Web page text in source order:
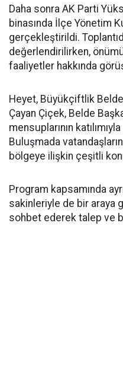
Daha sonra AK Parti
binasında İlçe Yönetim
gerçekleştirildi.
değerlendirilirken,
faaliyetler hakkında
Heyet, Büyükçiftlik
Çayan Çiçek, Belde
mensuplarının
Buluşmada
bölgeye ilişkin çeşitli
Program kapsamında
sakinleriyle de bir araya
sohbet ederek talep ve